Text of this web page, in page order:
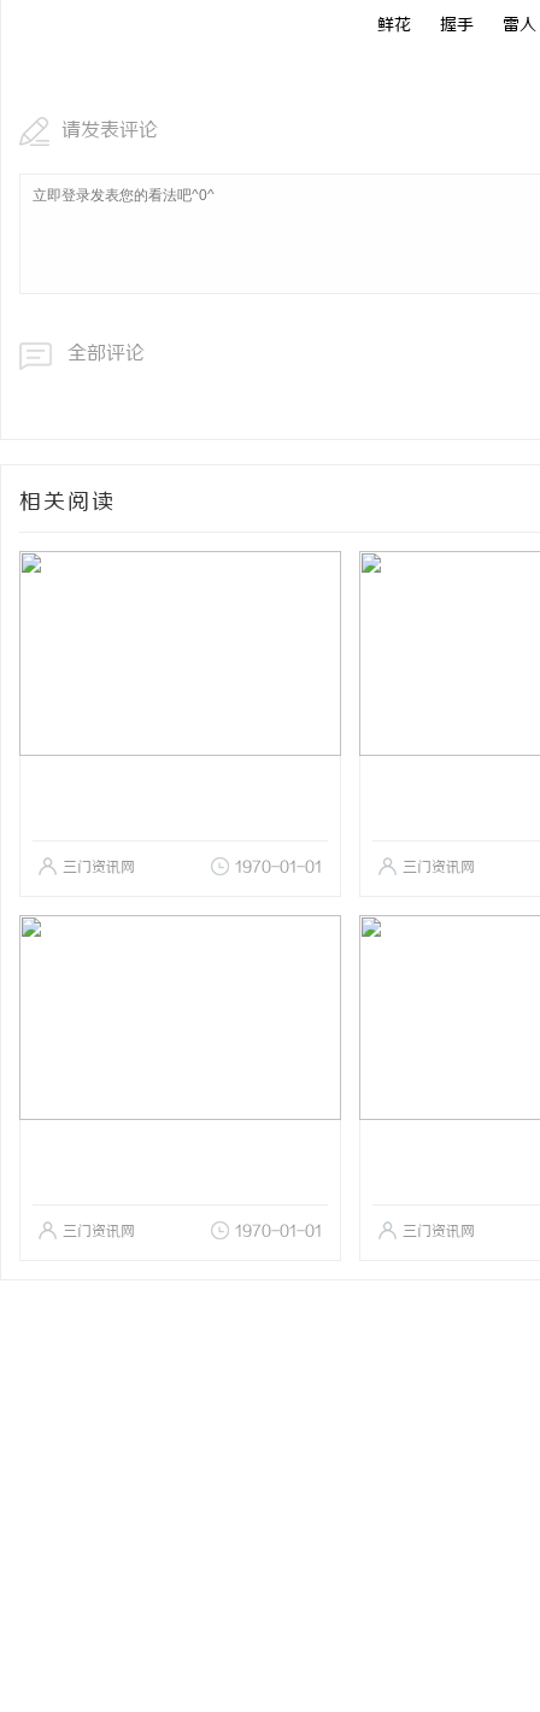
鲜花 握手 雷人
请发表评论
全部评论
相关阅读
三门资讯网 1970-01-01 三门资讯网
三门资讯网 1970-01-01 三门资讯网